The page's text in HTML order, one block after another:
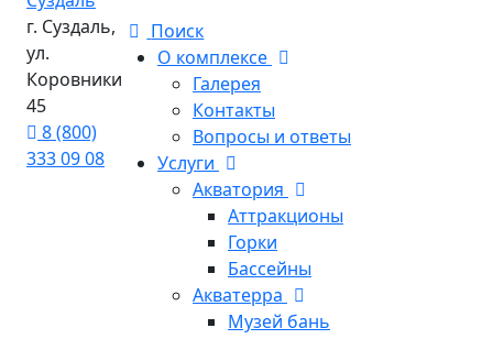
г. Суздаль,
ул.
Коровники
45
8 (800)
333 09 08
Поиск
О комплексе
Галерея
Контакты
Вопросы и ответы
Услуги
Акватория
Аттракционы
Горки
Бассейны
Акватерра
Музей бань